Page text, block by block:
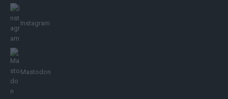
Instagram
Mastodon